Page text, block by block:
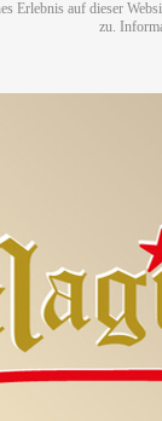
Erlebnis auf dieser
zu.